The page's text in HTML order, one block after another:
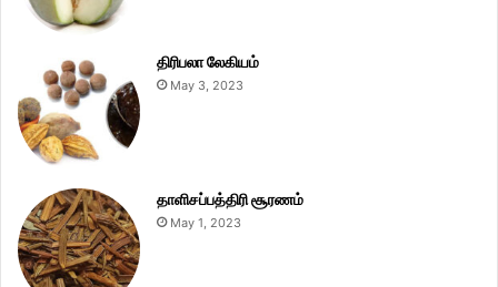
திரிபலா லேகியம்
May 3, 2023
தாளிசப்பத்திரி சூரணம்
May 1, 2023